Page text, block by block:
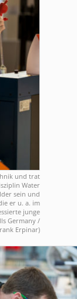
und trat
Water
sein und
er u. a. im
junge
Germany /
Erpinar)